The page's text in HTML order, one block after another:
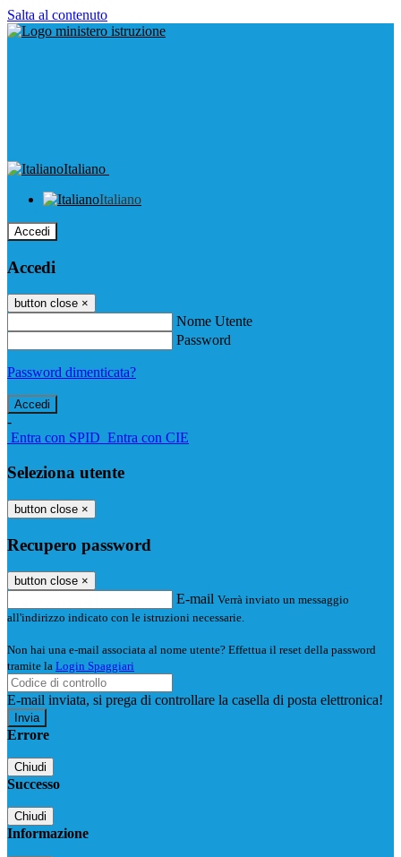
Salta al contenuto
Italiano
Italiano
Accedi
Accedi
button close ×
Nome Utente
Password
Password dimenticata?
-
Entra con SPID Entra con CIE
Seleziona utente
button close ×
Recupero password
button close ×
E-mail Verrà inviato un messaggio
all'indirizzo indicato con le istruzioni necessarie.
Non hai una e-mail associata al nome utente? Effettua il reset della password
tramite la Login Spaggiari
E-mail inviata, si prega di controllare la casella di posta elettronica!
Errore
Chiudi
Successo
Chiudi
Informazione